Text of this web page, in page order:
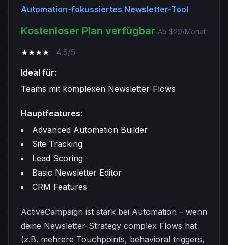
Automation-fokussiertes Newsletter-Tool
Kostenloser Plan verfügbar Ab $29/Monat
★★★★
4.5/5
Ideal für:
Teams mit komplexen Newsletter-Flows
Hauptfeatures:
Advanced Automation Builder
Site Tracking
Lead Scoring
Basic Newsletter Editor
CRM Features
ActiveCampaign ist stark bei Automation – wenn
deine Newsletter-Strategy complex Flows hat
(z.B. mehrere Touchpoints, behavioral triggers,